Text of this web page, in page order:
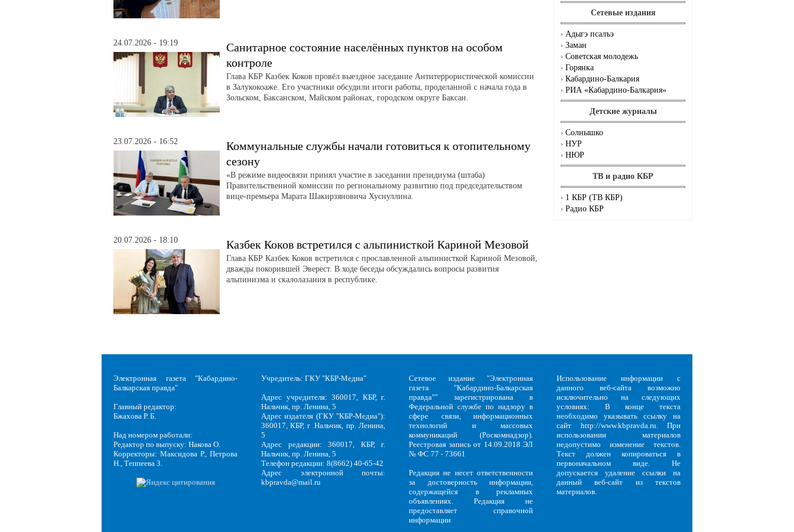
Сетевые издания
Адыгэ псалъэ
Заман
Советская молодежь
Горянка
Кабардино-Балкария
РИА «Кабардино-Балкария»
Детские журналы
Солнышко
НУР
НЮР
ТВ и радио КБР
1 КБР (ТВ КБР)
Радио КБР
24.07.2026 - 19:19
Санитарное состояние населённых пунктов на особом
контроле
Глава КБР Казбек Коков провёл выездное заседание Антитеррористической комиссии
в Залукокоаже. Его участники обсудили итоги работы, проделанной с начала года в
Зольском, Баксанском, Майском районах, городском округе Баксан.
23.07.2026 - 16:52
Коммунальные службы начали готовиться к отопительному
сезону
«В режиме видеосвязи принял участие в заседании президиума (штаба)
Правительственной комиссии по региональному развитию под председательством
вице-премьера Марата Шакирзяновича Хуснуллина.
20.07.2026 - 18:10 Казбек Коков встретился с альпинисткой Кариной Мезовой
Глава КБР Казбек Коков встретился с прославленной альпинисткой Кариной Мезовой,
дважды покорившей Эверест. В ходе беседы обсуждались вопросы развития
альпинизма и скалолазания в республике.
Электронная газета "Кабардино-
Балкарская правда"
Главный редактор:
Бжахова Р. Б.
Над номером работали:
Редактор по выпуску: Накова О.
Корректоры: Максидова Р., Петрова
Н., Теппеева З.
Учредитель: ГКУ "КБР-Медиа"
Адрес учредителя: 360017, КБР, г.
Нальчик, пр. Ленина, 5
Адрес издателя (ГКУ "КБР-Медиа"):
360017, КБР, г .Нальчик, пр. Ленина,
5
Адрес редакции: 360017, КБР, г.
Нальчик, пр. Ленина, 5
Телефон редакции: 8(8662) 40-65-42
Адрес электронной почты:
kbpravda@mail.ru
Сетевое издание "Электронная
газета "Кабардино-Балкарская
правда"" зарегистрирована в
Федеральной службе по надзору в
сфере связи, информационных
технологий и массовых
коммуникаций (Роскомнадзор).
Реестровая запись от 14.09.2018 ЭЛ
№ ФС 77 - 73661
Редакция не несет ответственности
за достоверность информации,
содержащейся в рекламных
объявлениях. Редакция не
предоставляет справочной
информации
Использование информации с
данного веб-сайта возможно
исключительно на следующих
условиях: В конце текста
необходимо указывать ссылку на
сайт http://www.kbpravda.ru. При
использовании материалов
недопустимо изменение текстов.
Текст должен копироваться в
первоначальном виде. Не
допускается удаление ссылки на
данный веб-сайт из текстов
материалов.